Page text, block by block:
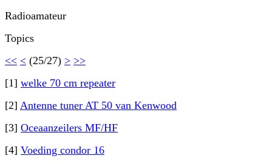
Radioamateur
Topics
<< < (25/27) > >>
[1] welke 70 cm repeater
[2] Antenne tuner AT 50 van Kenwood
[3] Oceaanzeilers MF/HF
[4] Voeding condor 16